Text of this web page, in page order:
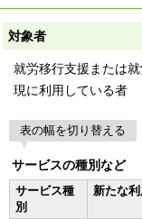
対象者
就労移行支援または
現に利用している者
表の幅を切り替える
サービスの種別など
サービス種
別
新たな